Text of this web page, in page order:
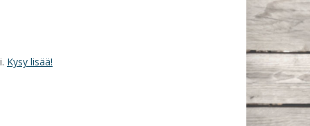
Kysy lisää!